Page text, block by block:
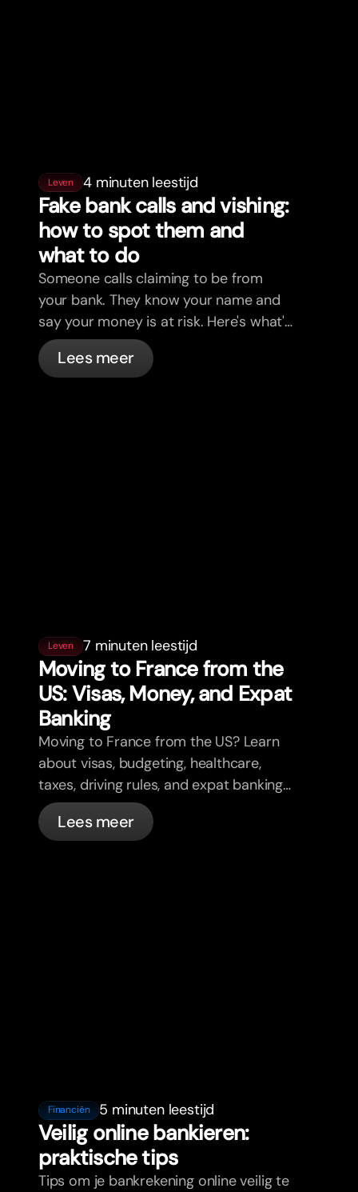
Leven 4 minuten leestijd
Fake bank calls and vishing:
how to spot them and
what to do
Someone calls claiming to be from
your bank. They know your name and
say your money is at risk. Here's what's
actually happening, and what to do.
Lees meer
Leven 7 minuten leestijd
Moving to France from the
US: Visas, Money, and Expat
Banking
Moving to France from the US? Learn
about visas, budgeting, healthcare,
taxes, driving rules, and expat banking
in France with bunq.
Lees meer
Financiën 5 minuten leestijd
Veilig online bankieren:
praktische tips
Tips om je bankrekening online veilig te